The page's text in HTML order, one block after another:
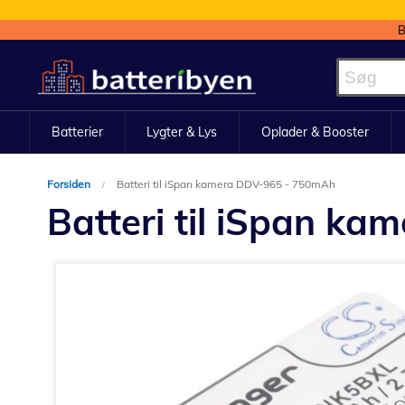
to
Content
Batterier Lygter & Lys Oplader & Booster
Forsiden Batteri til iSpan kamera DDV-965 - 750mAh
Batteri til iSpan